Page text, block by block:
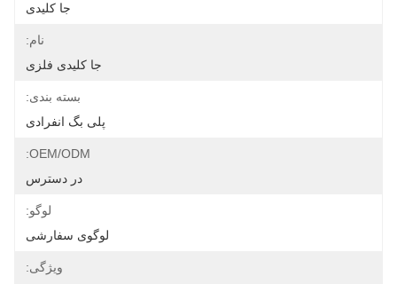
جا کلیدی
نام:
جا کلیدی فلزی
بسته بندی:
پلی بگ انفرادی
OEM/ODM:
در دسترس
لوگو:
لوگوی سفارشی
ویژگی: